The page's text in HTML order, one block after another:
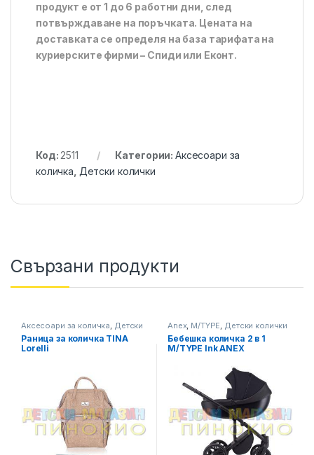
продукт е от 1 до 6 работни дни, след
потвърждаване на поръчката. Цената на
доставката се определя на база тарифата на
куриерските фирми – Спиди или Еконт.
Код: 2511 Категории: Аксесоари за
количка Детски колички
Свързани продукти
Аксесоари за количка, Детски
колички
Раница за количка TINA
Lorelli
Anex, M/TYPE, Детски колички
Бебешка количка 2 в 1
M/TYPE Ink ANEX